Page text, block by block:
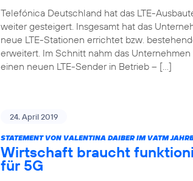
Telefónica Deutschland hat das LTE-
weiter gesteigert. Insgesamt hat das
neue LTE-Stationen errichtet bzw.
erweitert. Im Schnitt nahm das
einen neuen LTE-Sender in Betrieb – […]
24. April 2019
STATEMENT VON VALENTINA DAIBER IM VATM
Wirtschaft braucht
für 5G